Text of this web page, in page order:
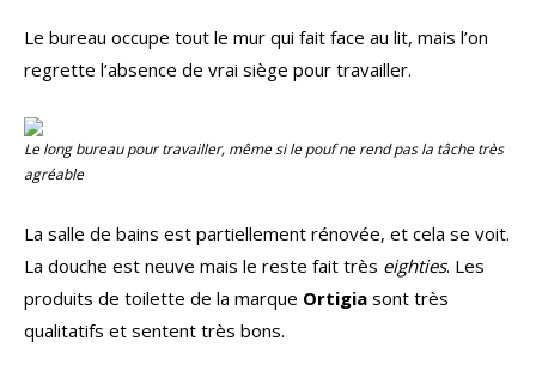
Le bureau occupe tout le mur qui fait face au lit, mais l’on
regrette l’absence de vrai siège pour travailler.
Le long bureau pour travailler, même si le pouf ne rend pas la tâche très
agréable
La salle de bains est partiellement rénovée, et cela se voit.
La douche est neuve mais le reste fait très eighties. Les
produits de toilette de la marque Ortigia sont très
qualitatifs et sentent très bons.